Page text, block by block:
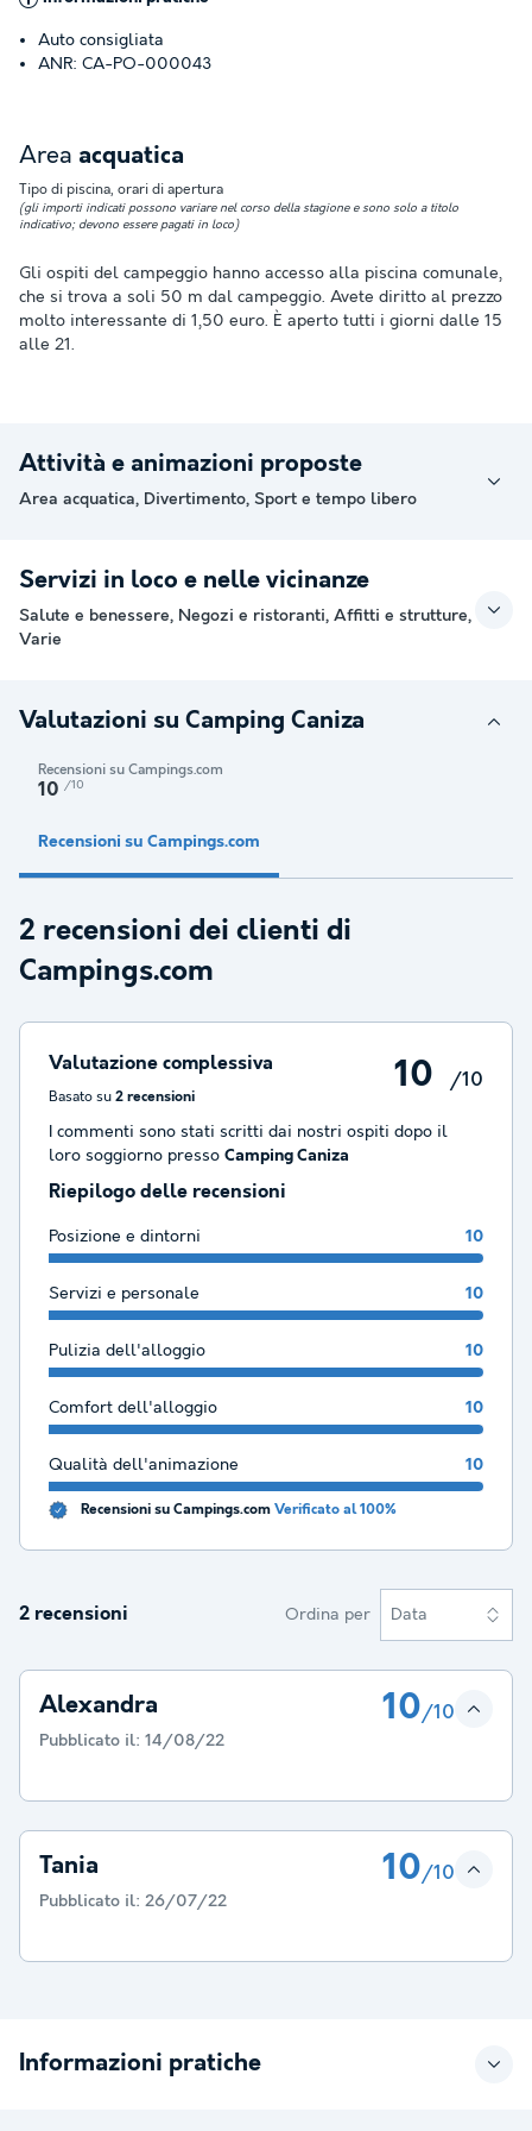
Auto consigliata
ANR: CA-PO-000043
Area acquatica
Tipo di piscina, orari di apertura
(gli importi indicati possono variare nel corso della stagione e sono solo a titolo
indicativo; devono essere pagati in loco)
Gli ospiti del campeggio hanno accesso alla piscina comunale,
che si trova a soli 50 m dal campeggio. Avete diritto al prezzo
molto interessante di 1,50 euro. È aperto tutti i giorni dalle 15
alle 21.
Attività e animazioni proposte
Area acquatica, Divertimento, Sport e tempo libero
Servizi in loco e nelle vicinanze
Salute e benessere, Negozi e ristoranti, Affitti e strutture,
Varie
Valutazioni su Camping Caniza
Recensioni su Campings.com
10 /10
Recensioni su Campings.com
2 recensioni dei clienti di
Campings.com
Valutazione complessiva
Basato su 2 recensioni
10 /10
I commenti sono stati scritti dai nostri ospiti dopo il
loro soggiorno presso Camping Caniza
Riepilogo delle recensioni
Posizione e dintorni 10
Servizi e personale 10
Pulizia dell'alloggio 10
Comfort dell'alloggio 10
Qualità dell'animazione 10
Recensioni su Campings.com Verificato al 100%
2 recensioni Ordina per Data
Alexandra 10/10
Pubblicato il: 14/08/22
Tania 10/10
Pubblicato il: 26/07/22
Informazioni pratiche